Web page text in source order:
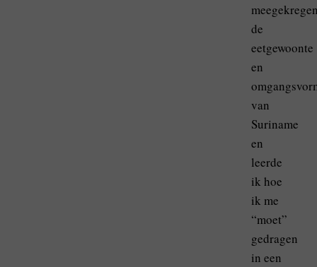
de
eetgewoonte
en
van
Suriname
en
leerde
ik hoe
ik me
“moet”
gedragen
in een